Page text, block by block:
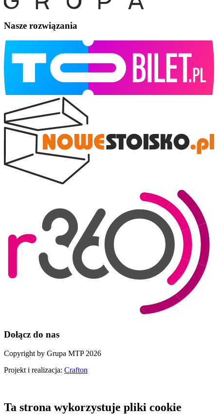
Nasze rozwiązania
Dołącz do nas
Copyright by Grupa MTP 2026
Projekt i realizacja: Crafton
Ta strona wykorzystuje pliki cookie